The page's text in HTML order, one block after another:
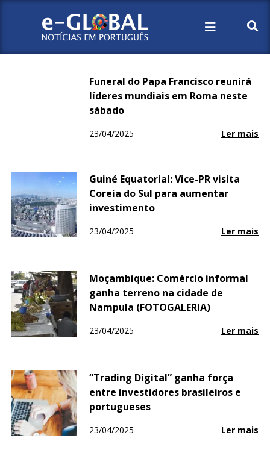
Início 2025 Abril 23
Funeral do Papa Francisco reunirá
líderes mundiais em Roma neste
sábado​
23/04/2025 Ler mais
Guiné Equatorial: Vice-PR visita
Coreia do Sul para aumentar
investimento
23/04/2025 Ler mais
Moçambique: Comércio informal
ganha terreno na cidade de
Nampula (FOTOGALERIA)
23/04/2025 Ler mais
“Trading Digital” ganha força
entre investidores brasileiros e
portugueses
23/04/2025 Ler mais